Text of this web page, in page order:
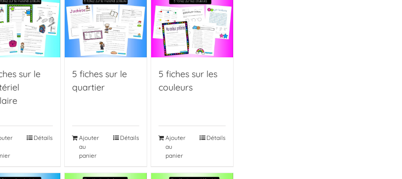
sur le
Détails
5 fiches sur le
quartier
Ajouter
au
panier
Détails
5 fiches sur les
couleurs
Ajouter
au
panier
Détails